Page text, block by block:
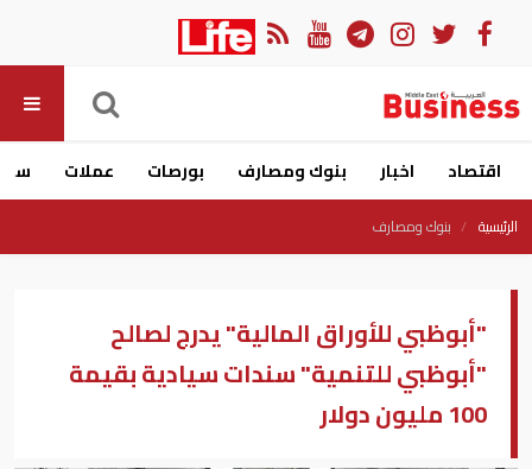
اقتصاد اخبار بنوك ومصارف بورصات عملات
الرئيسية بنوك ومصارف
"أبوظبي للأوراق المالية" يدرج لصالح
"أبوظبي للتنمية" سندات سيادية بقيمة
100 مليون دولار